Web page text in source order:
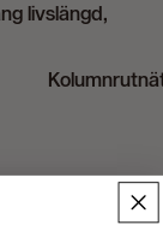
livslängd,